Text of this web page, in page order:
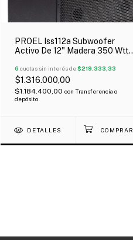
PROEL Iss112a Subwoofer
Activo De 12" Madera 350 Wtts
6 cuotas sin interés de$219.333,33
$1.316.000,00
$1.184.400,00 con Transferencia o
depósito
DETALLES